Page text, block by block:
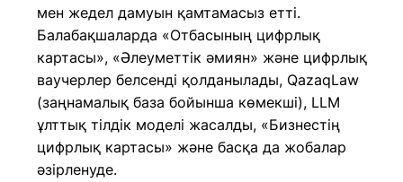
мен жедел дамуын қамтамасыз етті.
Балабақшаларда «Отбасының цифрлық
картасы», «Әлеуметтік әмиян» және цифрлық
ваучерлер белсенді қолданылады, QazaqLaw
(заңнамалық база бойынша көмекші), LLM
ұлттық тілдік моделі жасалды, «Бизнестің
цифрлық картасы» және басқа да жобалар
әзірленуде.